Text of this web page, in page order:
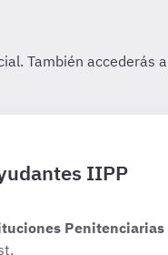
IIPP
Penitenciarias